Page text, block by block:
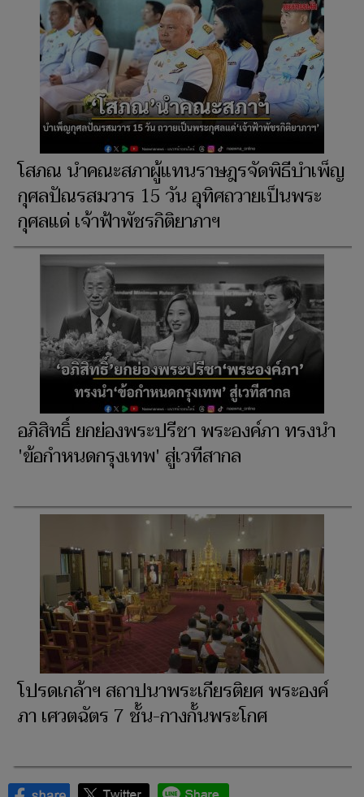
โสภณ นำคณะสภาผู้แทนราษฎรจัดพิธีบำเพ็ญ
กุศลปัณรสมวาร 15 วัน อุทิศถวายเป็นพระ
กุศลแด่ เจ้าฟ้าพัชรกิติยาภาฯ
อภิสิทธิ์ ยกย่องพระปรีชา พระองค์ภา ทรงนำ
'ข้อกำหนดกรุงเทพ' สู่เวทีสากล
โปรดเกล้าฯ สถาปนาพระเกียรติยศ พระองค์
ภา เศวตฉัตร 7 ชั้น-กางกั้นพระโกศ